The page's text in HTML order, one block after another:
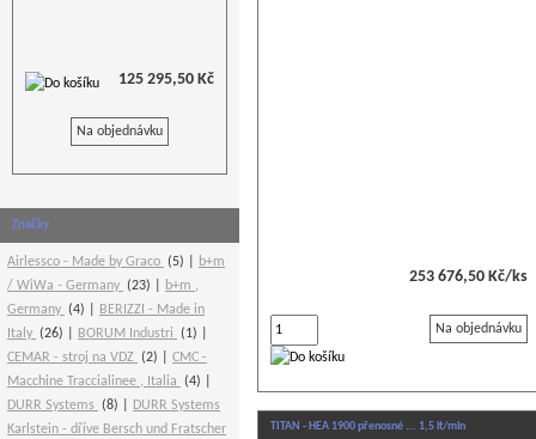
253 676,50 Kč/ks
Na objednávku
TITAN - HEA 1900 přenosné ... 1,5 lt/min
125 295,50 Kč
Na objednávku
Značky
Airlessco - Made by Graco (5)
b+m
/ WiWa - Germany (23)
b+m ,
Germany (4)
BERIZZI - Made in
Italy (26) BORUM Industri
(1)
CEMAR - stroj na VDZ (2)
CMC -
Macchine Traccialinee , Italia
(4)
DURR Systems
(8)
DURR Systems
Karlstein - dříve Bersch und Fratscher